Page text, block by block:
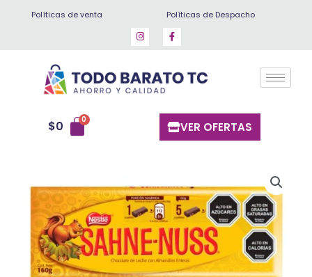
Políticas de venta Políticas de Despacho
$0 VER OFERTAS
cantidad